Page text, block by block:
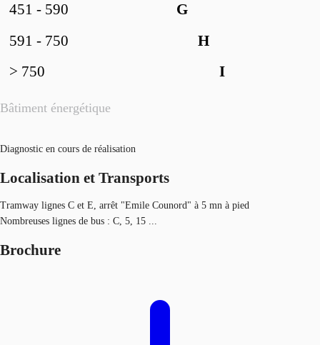
Bâtiment énergétique
G
451 - 590
H
591 - 750
I
> 750
Diagnostic en cours de réalisation
Localisation et Transports
Tramway lignes C et E, arrêt "Emile Counord" à 5 mn à pied
Nombreuses lignes de bus : C, 5, 15 ...
Brochure